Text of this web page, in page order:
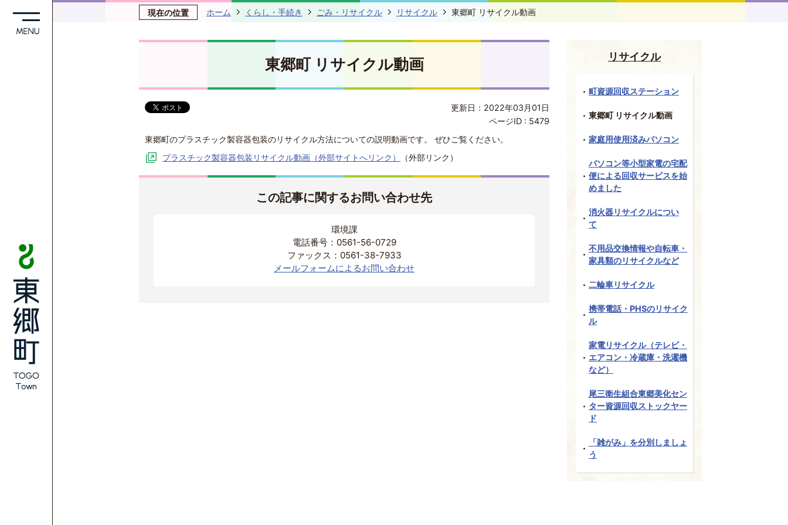
現在の位置 ホーム くらし・手続き ごみ・リサイクル リサイクル 東郷町 リサイクル動画
東郷町 リサイクル動画
更新日：2022年03月01日
ページID : 5479
東郷町のプラスチック製容器包装のリサイクル方法についての説明動画です。 ぜひご覧ください。
プラスチック製容器包装リサイクル動画（外部サイトへリンク）
（外部リンク）
この記事に関するお問い合わせ先
環境課
電話番号：0561-56-0729
ファックス：0561-38-7933
メールフォームによるお問い合わせ
リサイクル
町資源回収ステーション
東郷町 リサイクル動画
家庭用使用済みパソコン
パソコン等小型家電の宅配
便による回収サービスを始
めました
消火器リサイクルについ
て
不用品交換情報や自転車・
家具類のリサイクルなど
二輪車リサイクル
携帯電話・PHSのリサイク
ル
家電リサイクル（テレビ・
エアコン・冷蔵庫・洗濯機
など）
尾三衛生組合東郷美化セン
ター資源回収ストックヤー
ド
「雑がみ」を分別しましょ
う